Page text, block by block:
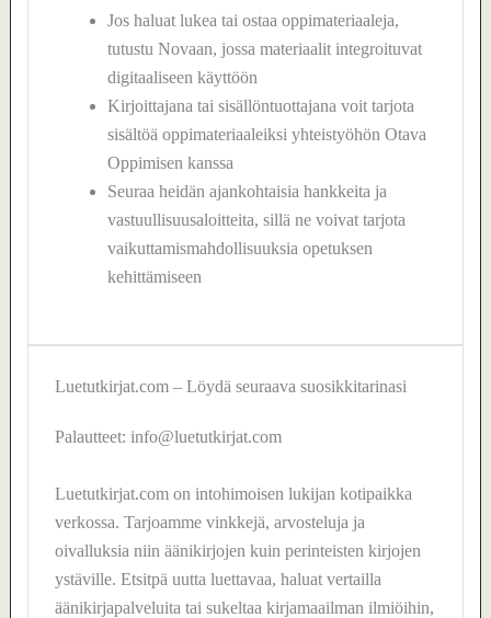
Jos haluat lukea tai ostaa oppimateriaaleja,
tutustu Novaan, jossa materiaalit integroituvat
digitaaliseen käyttöön
Kirjoittajana tai sisällöntuottajana voit tarjota
sisältöä oppimateriaaleiksi yhteistyöhön Otava
Oppimisen kanssa
Seuraa heidän ajankohtaisia hankkeita ja
vastuullisuusaloitteita, sillä ne voivat tarjota
vaikuttamismahdollisuuksia opetuksen
kehittämiseen
Luetutkirjat.com – Löydä seuraava suosikkitarinasi
Palautteet: info@luetutkirjat.com
Luetutkirjat.com on intohimoisen lukijan kotipaikka
verkossa. Tarjoamme vinkkejä, arvosteluja ja
oivalluksia niin äänikirjojen kuin perinteisten kirjojen
ystäville. Etsitpä uutta luettavaa, haluat vertailla
äänikirjapalveluita tai sukeltaa kirjamaailman ilmiöihin,